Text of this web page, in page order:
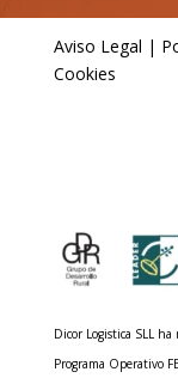
Aviso Legal |
Cookies
Dicor Logistica SLL
Programa Operativo